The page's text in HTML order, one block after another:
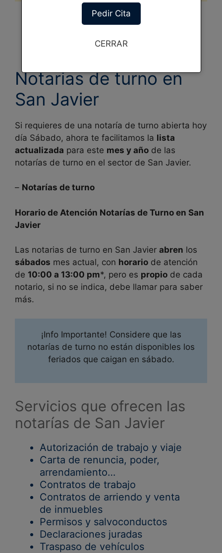
Notarias de turno en
San Javier
Si requieres de una notaría de turno abierta hoy
día Sábado, ahora te facilitamos la lista
actualizada para este mes y año de las
notarías de turno en el sector de San Javier.
– Notarías de turno
Horario de Atención Notarías de Turno en San
Javier
Las notarias de turno en San Javier abren los
sábados mes actual, con horario de atención
de 10:00 a 13:00 pm*, pero es propio de cada
notario, si no se indica, debe llamar para saber
más.
¡Info Importante! Considere que las
notarías de turno no están disponibles los
feriados que caigan en sábado.
Servicios que ofrecen las
notarías de San Javier
Autorización de trabajo y viaje
Carta de renuncia, poder,
arrendamiento…
Contratos de trabajo
Contratos de arriendo y venta
de inmuebles
Permisos y salvoconductos
Declaraciones juradas
Traspaso de vehículos
Pedir Cita
CERRAR